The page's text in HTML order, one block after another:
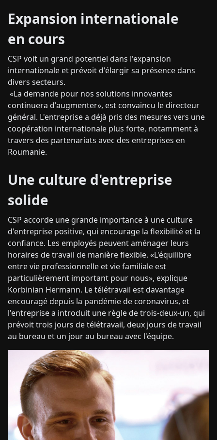
Expansion internationale
en cours
CSP voit un grand potentiel dans l'expansion
internationale et prévoit d'élargir sa présence dans
divers secteurs.
«La demande pour nos solutions innovantes
continuera d'augmenter», est convaincu le directeur
général. L'entreprise a déjà pris des mesures vers une
coopération internationale plus forte, notamment à
travers des partenariats avec des entreprises en
Roumanie.
Une culture d'entreprise
solide
CSP accorde une grande importance à une culture
d'entreprise positive, qui encourage la flexibilité et la
confiance. Les employés peuvent aménager leurs
horaires de travail de manière flexible. «L'équilibre
entre vie professionnelle et vie familiale est
particulièrement important pour nous», explique
Korbinian Hermann. Le télétravail est davantage
encouragé depuis la pandémie de coronavirus, et
l'entreprise a introduit une règle de trois-deux-un, qui
prévoit trois jours de télétravail, deux jours de travail
au bureau et un jour au bureau avec l'équipe.